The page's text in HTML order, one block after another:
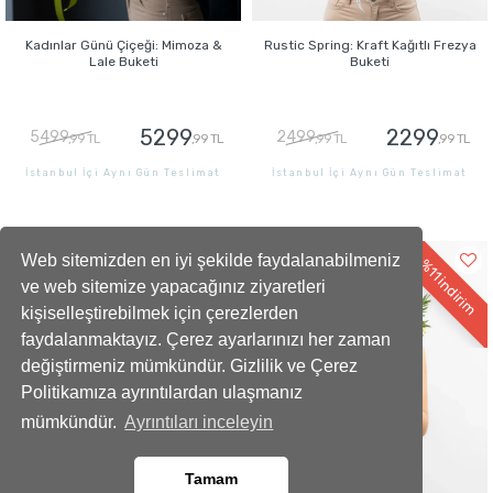
Web sitemizden en iyi şekilde faydalanabilmeniz
ve web sitemize yapacağınız ziyaretleri
kişiselleştirebilmek için çerezlerden
faydalanmaktayız. Çerez ayarlarınızı her zaman
değiştirmeniz mümkündür. Gizlilik ve Çerez
Politikamıza ayrıntılardan ulaşmanız
mümkündür. Ayrıntıları inceleyin
Tamam
Kadınlar Günü Çiçeği: Mimoza &
Lale Buketi
5499,99 TL 5299,99 TL
İstanbul İçi Aynı Gün Teslimat
GÖNDER
Rustic Spring: Kraft Kağıtlı Frezya
Buketi
2499,99 TL 2299,99 TL
İstanbul İçi Aynı Gün Teslimat
GÖNDER
%11
indirim
%11
indirim